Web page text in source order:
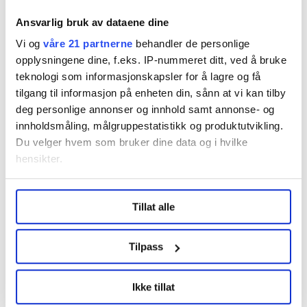
Ansvarlig bruk av dataene dine
Vi og våre 21 partnerne behandler de personlige
opplysningene dine, f.eks. IP-nummeret ditt, ved å bruke
teknologi som informasjonskapsler for å lagre og få
tilgang til informasjon på enheten din, sånn at vi kan tilby
deg personlige annonser og innhold samt annonse- og
innholdsmåling, målgruppestatistikk og produktutvikling.
Du velger hvem som bruker dine data og i hvilke
hensikter.
Undermer infokan du lese om hvordan dine personlige
data behandles og hvordan du kan velge hvordan de skal
brukes. Du kan hele tiden endre eller trekke tilbake ditt
samtykke fra erklæringen om informasjonskapsler.
LO Medias publikasjoner frifagbevegelse.no, hk-nytt.no
og fontene.no bruker informasjonskapsler (cookies) for å
Tillat alle
Tilpass
Ikke tillat
Disputas
Hilde-Margit Løseth
Disputas
Hans C. Aargaard Terjesen
Øyvind Reehorst Kalsås